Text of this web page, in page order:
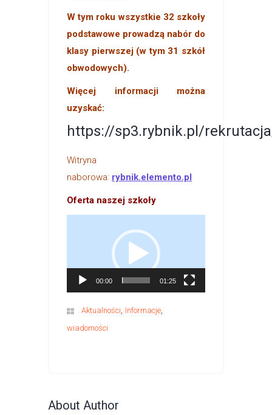
W tym roku wszystkie 32 szkoły
podstawowe prowadzą nabór do
klasy pierwszej (w tym 31 szkół
obwodowych).
Więcej informacji można
uzyskać:
https://sp3.rybnik.pl/
Witryna
naborowa: rybnik.elemento.pl
Oferta naszej szkoły
00:00 01:25
Aktualności, Informacje,
wiadomości
About Author